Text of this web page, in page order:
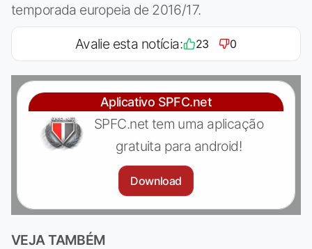
temporada europeia de 2016/17.
Avalie esta notícia: 23 0
Aplicativo SPFC.net
SPFC.net tem uma aplicação
gratuita para android!
Download
VEJA TAMBÉM